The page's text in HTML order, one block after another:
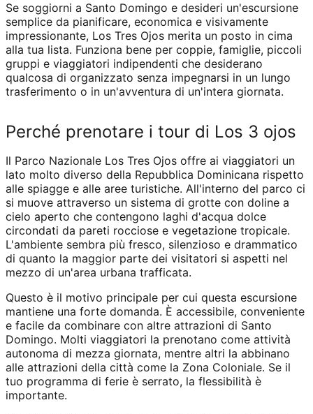
Se soggiorni a Santo Domingo e desideri un'escursione
semplice da pianificare, economica e visivamente
impressionante, Los Tres Ojos merita un posto in cima
alla tua lista. Funziona bene per coppie, famiglie, piccoli
gruppi e viaggiatori indipendenti che desiderano
qualcosa di organizzato senza impegnarsi in un lungo
trasferimento o in un'avventura di un'intera giornata.
Perché prenotare i tour di Los 3 ojos
Il Parco Nazionale Los Tres Ojos offre ai viaggiatori un
lato molto diverso della Repubblica Dominicana rispetto
alle spiagge e alle aree turistiche. All'interno del parco ci
si muove attraverso un sistema di grotte con doline a
cielo aperto che contengono laghi d'acqua dolce
circondati da pareti rocciose e vegetazione tropicale.
L'ambiente sembra più fresco, silenzioso e drammatico
di quanto la maggior parte dei visitatori si aspetti nel
mezzo di un'area urbana trafficata.
Questo è il motivo principale per cui questa escursione
mantiene una forte domanda. È accessibile, conveniente
e facile da combinare con altre attrazioni di Santo
Domingo. Molti viaggiatori la prenotano come attività
autonoma di mezza giornata, mentre altri la abbinano
alle attrazioni della città come la Zona Coloniale. Se il
tuo programma di ferie è serrato, la flessibilità è
importante.